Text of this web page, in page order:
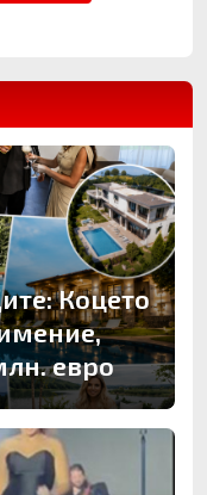
Коцето
евро